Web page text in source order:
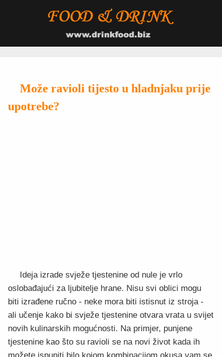
Može ravioli tijesto u hladnjaku prije
upotrebe?
Ideja izrade svježe tjestenine od nule je vrlo
oslobađajući za ljubitelje hrane. Nisu svi oblici mogu
biti izrađene ručno - neke mora biti istisnut iz stroja -
ali učenje kako bi svježe tjestenine otvara vrata u svijet
novih kulinarskih mogućnosti. Na primjer, punjene
tjestenine kao što su ravioli se na novi život kada ih